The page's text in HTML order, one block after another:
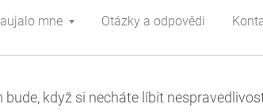
mne Otázky a odpovědi
bude, když si necháte líbit